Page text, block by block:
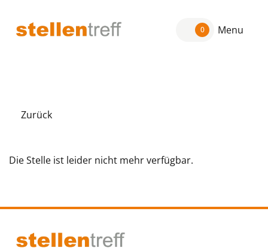
0 Menu
Zurück
Die Stelle ist leider nicht mehr verfügbar.